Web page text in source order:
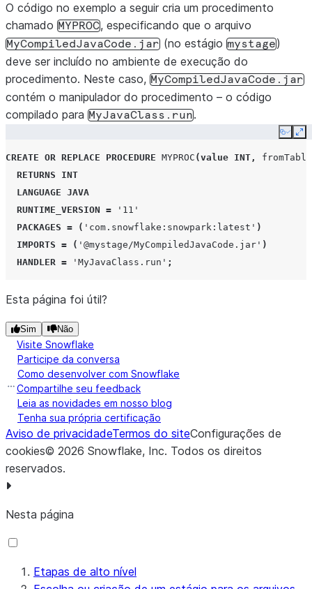
O código no exemplo a seguir cria um procedimento
chamado MYPROC, especificando que o arquivo
MyCompiledJavaCode.jar (no estágio mystage)
deve ser incluído no ambiente de execução do
procedimento. Neste caso, MyCompiledJavaCode.jar
contém o manipulador do procedimento – o código
compilado para MyJavaClass.run.
Copy
CREATE OR REPLACE PROCEDURE MYPROC (value INT ,
fromTable
RETURNS
INT
LANGUAGE JAVA
RUNTIME_VERSION =
'11'
PACKAGES = ( 'com.snowflake:snowpark:latest' )
IMPORTS = ( '@mystage/MyCompiledJavaCode.jar' )
HANDLER = 'MyJavaClass.run' ;
Esta página foi útil?
Sim Não
Visite Snowflake
Participe da conversa
Como desenvolver com Snowflake
Compartilhe seu feedback
Leia as novidades em nosso blog
Tenha sua própria certificação
Aviso de privacidadeTermos do siteConfigurações de
cookies© 2026 Snowflake, Inc. Todos os direitos
reservados.
Nesta página
Etapas de alto nível